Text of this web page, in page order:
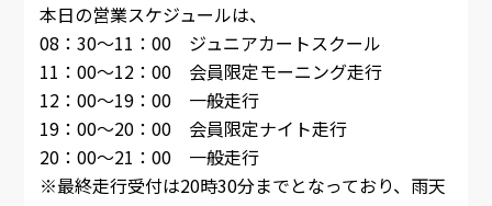
本日の営業スケジュールは、
08：30～11：00 ジュニアカートスクール
11：00～12：00 会員限定モーニング走行
12：00～19：00 一般走行
19：00～20：00 会員限定ナイト走行
20：00～21：00 一般走行
※最終走行受付は20時30分までとなっており、雨天